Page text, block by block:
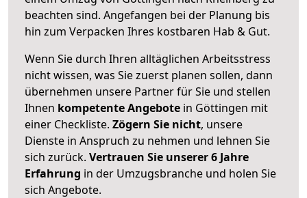
beachten sind. Angefangen bei der Planung bis
hin zum Verpacken Ihres kostbaren Hab & Gut.
Wenn Sie durch Ihren alltäglichen Arbeitsstress
nicht wissen, was Sie zuerst planen sollen, dann
übernehmen unsere Partner für Sie und stellen
Ihnen kompetente Angebote in Göttingen mit
einer Checkliste. Zögern Sie nicht, unsere
Dienste in Anspruch zu nehmen und lehnen Sie
sich zurück. Vertrauen Sie unserer 6 Jahre
Erfahrung in der Umzugsbranche und holen Sie
sich Angebote.